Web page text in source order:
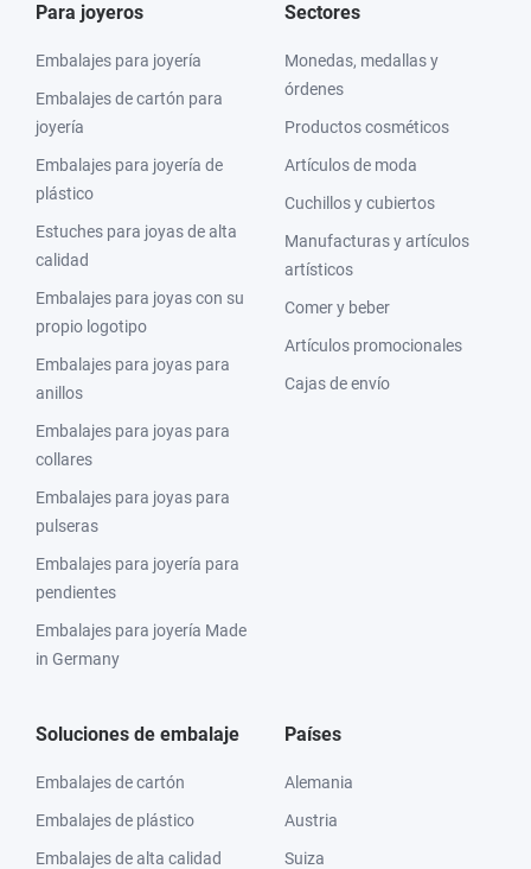
Para joyeros
Embalajes para joyería
Embalajes de cartón para
joyería
Embalajes para joyería de
plástico
Estuches para joyas de alta
calidad
Embalajes para joyas con su
propio logotipo
Embalajes para joyas para
anillos
Embalajes para joyas para
collares
Embalajes para joyas para
pulseras
Embalajes para joyería para
pendientes
Embalajes para joyería Made
in Germany
Sectores
Monedas, medallas y
órdenes
Productos cosméticos
Artículos de moda
Cuchillos y cubiertos
Manufacturas y artículos
artísticos
Comer y beber
Artículos promocionales
Cajas de envío
Soluciones de embalaje
Embalajes de cartón
Embalajes de plástico
Embalajes de alta calidad
Países
Alemania
Austria
Suiza